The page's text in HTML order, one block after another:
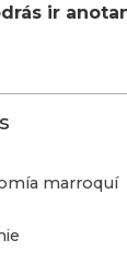
ir
marroquí